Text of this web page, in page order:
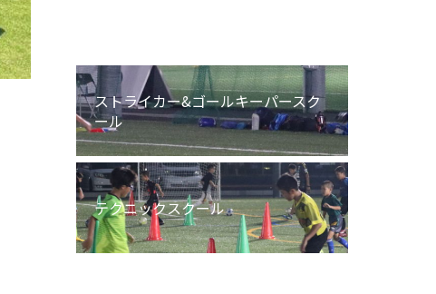
ストライカー&ゴールキーパースク
ール
テクニックスクール